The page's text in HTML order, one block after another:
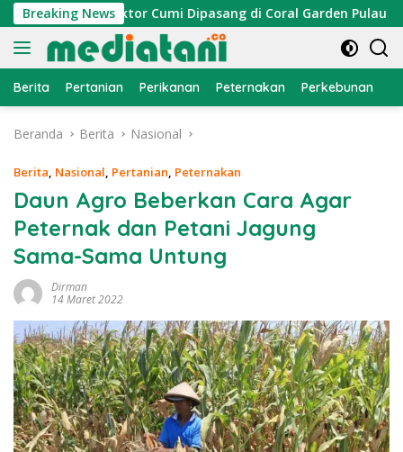
Langsung
ke
konten
Breaking News
Atraktor Cumi Dipasang di Coral Garden Pulau Barrang
Berita Pertanian Perikanan Peternakan Perkebunan
Beranda Berita Nasional
Berita, Nasional, Pertanian, Peternakan
Daun Agro Beberkan Cara Agar
Peternak dan Petani Jagung
Sama-Sama Untung
Dirman
14 Maret 2022